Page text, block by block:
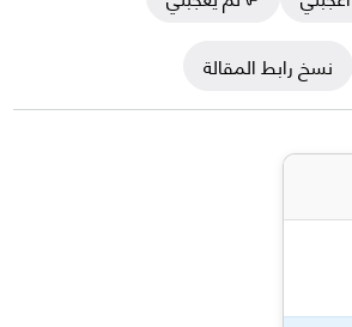
نسخ رابط المقالة